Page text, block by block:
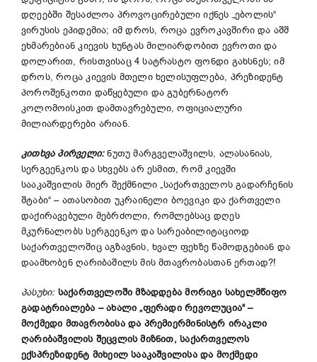
დღეებში შესაძლოა პროვოცირებული იქნეს „ებოლის“
ვირუსის ეპიდემია; იმ დროს, როცა ევროკავშირი და აშშ
ეხმარებიან კიევის ხუნტას მილიარდობით ევროთი და
დოლარით, რისთვისაც 4 სატრასტო ფონდი გახსნეს; იმ
დროს, როცა კიევის მთელი ხელისუფლება, პრეზიდენტ
პოროშენკოთი დაწყებული და გუბერნატორ
კოლომოისკით დამთავრებული, ოფიციალური
მილიარდერები არიან.
კითხვა პირველი:ნუთუ მარგველაშვილს, ალასანიას,
სერგეენკოს და სხვებს არ ესმით, რომ კიევში
სააკაშვილის მიერ შექმნილი „საქართველოს გადარჩენის
შტაბი“ – ათასობით უკრაინელი ბოევიკი და ქართველი
დაქირავებული მებრძოლი, რომლებსაც დღეს
მკურნალობს სერგეენკო და სარეაბილიტაციოდ
საქართველოშიც აგზავნის, ხვალ ფეხზე წამოდგებიან და
დაამხობენ ღარიბაშილს მის მთავრობასთან ერთად?!
პასუხი: საქართველოში მზადდება მორიგი სახელმწიფო
გადატრიალება –ახალი „ფერადი რევოლუცია“ –
მოქმედი მთავრობისა და პრემიერმინისტრ ირაკლი
ღარიბაშვილის შეცვლის მიზნით,საქართველოს
ექსპრეზიდენტ მიხეილ სააკაშვილისა და მოქმედი